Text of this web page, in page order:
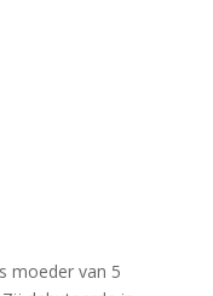
moeder van 5